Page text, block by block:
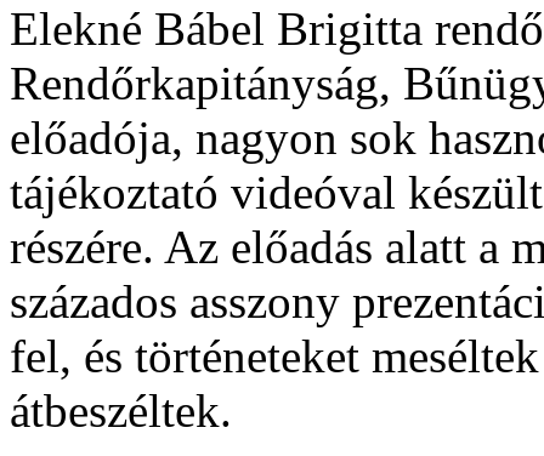
Elekné Bábel Brigitta
Rendőrkapitányság,
előadója, nagyon sok
tájékoztató videóval
részére. Az előadás alatt a
százados asszony
fel, és történeteket
átbeszéltek.